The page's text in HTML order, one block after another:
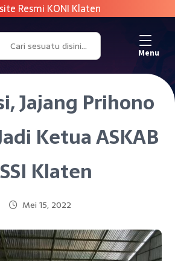
Menu
Jajang Prihono
Ketua ASKAB
Klaten
Mei 15, 2022